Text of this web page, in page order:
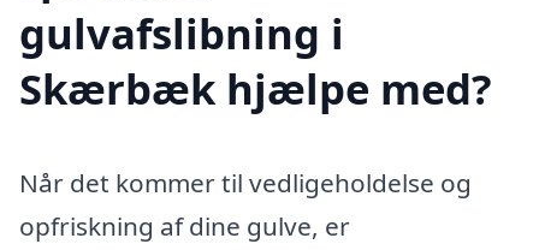
gulvafslibning i
Skærbæk hjælpe med?
Når det kommer til vedligeholdelse og
opfriskning af dine gulve, er